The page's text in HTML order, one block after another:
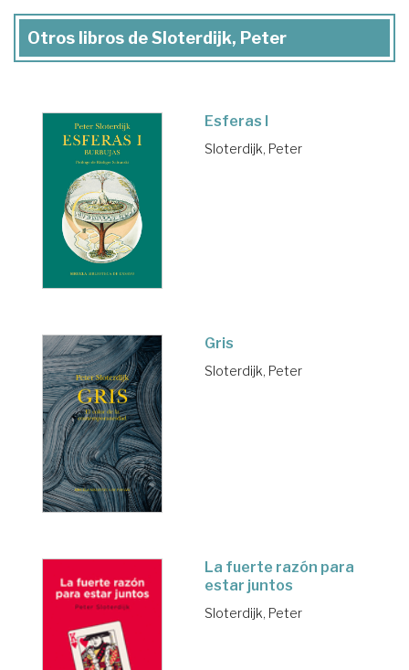
Otros libros de Sloterdijk, Peter
Esferas I
Sloterdijk, Peter
Gris
Sloterdijk, Peter
La fuerte razón para
estar juntos
Sloterdijk, Peter